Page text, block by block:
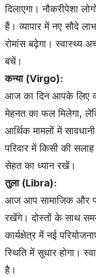
दिलाएगा। नौकरीपेशा
हैं। व्यापार में नए सौदे
रोमांस बढ़ेगा। स्वास्थ्य
बचें।
कन्या (Virgo):
आज का दिन आपके लिए
मेहनत का फल मिलेगा,
आर्थिक मामलों में
परिवार में किसी की
सेहत का ध्यान रखें।
तुला (Libra):
आज आप सामाजिक और
रखेंगे। दोस्तों के साथ
कार्यक्षेत्र में नई
स्थिति में सुधार होगा।
है।